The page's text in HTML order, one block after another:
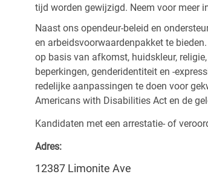
tijd worden gewijzigd. Neem voor meer
Naast ons opendeur-beleid en
en arbeidsvoorwaardenpakket te
op basis van afkomst, huidskleur,
beperkingen, genderidentiteit en -
redelijke aanpassingen te doen voor
Americans with Disabilities Act en de
Kandidaten met een arrestatie- of
Adres:
12387 Limonite Ave